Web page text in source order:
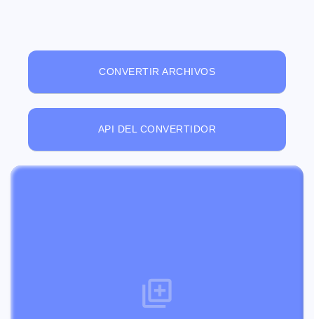
CONVERTIR ARCHIVOS
API DEL CONVERTIDOR